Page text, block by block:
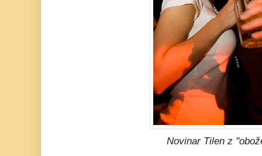
Novinar Tilen z